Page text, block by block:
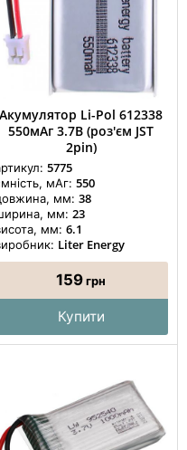
Акумулятор Li-Pol 612338
550мАг 3.7В (роз'єм JST
2pin)
5775
мАг: 550
мм: 38
мм: 23
мм: 6.1
Liter Energy
159грн
Купити